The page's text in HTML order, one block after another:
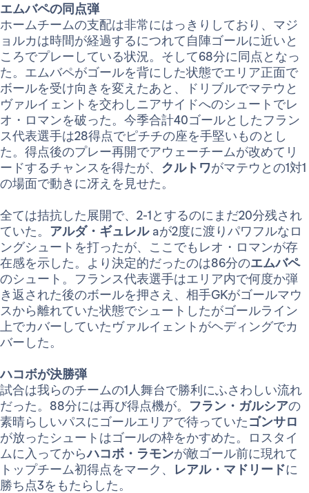
エムバペの同点弾
ホームチームの支配は非常にはっきりしており、マジ
ョルカは時間が経過するにつれて自陣ゴールに近いと
ころでプレーしている状況。そして68分に同点となっ
た。エムバペがゴールを背にした状態でエリア正面で
ボールを受け向きを変えたあと、ドリブルでマテウと
ヴァルイェントを交わしニアサイドへのシュートでレ
オ・ロマンを破った。今季合計40ゴールとしたフラン
ス代表選手は28得点でピチチの座を手堅いものとし
た。得点後のプレー再開でアウェーチームが改めてリ
ードするチャンスを得たが、 クルトワがマテウとの1対1
の場面で動きに冴えを見せた。
全ては拮抗した展開で、2-1とするのにまだ20分残され
ていた。 アルダ・ギュレルaが2度に渡りパワフルなロ
ングシュートを打ったが、ここでもレオ・ロマンが存
在感を示した。より決定的だったのは86分のエムバペ
のシュート。フランス代表選手はエリア内で何度か弾
き返された後のボールを押さえ、相手GKがゴールマウ
スから離れていた状態でシュートしたがゴールライン
上でカバーしていたヴァルイェントがヘディングでカ
バーした。
ハコボが決勝弾
試合は我らのチームの1人舞台で勝利にふさわしい流れ
だった。88分には再び得点機が。 フラン・ガルシアの
素晴らしいパスにゴールエリアで待っていたゴンサロ
が放ったシュートはゴールの枠をかすめた。ロスタイ
ムに入ってからハコボ・ラモンが敵ゴール前に現れて
トップチーム初得点をマーク、 レアル・マドリードに
勝ち点3をもたらした。